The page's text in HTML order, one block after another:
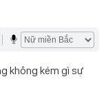
không kém gì sự